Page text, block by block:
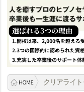
クリアライ